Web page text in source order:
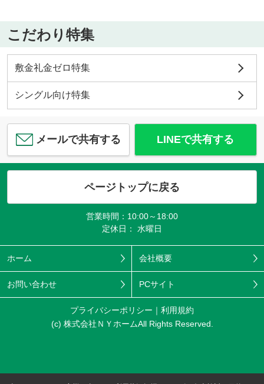
こだわり特集
敷金礼金ゼロ特集
シングル向け特集
メールで共有する LINEで共有する
ページトップに戻る
営業時間：10:00～18:00
定休日： 水曜日
ホーム 会社概要
お問い合わせ PCサイト
プライバシーポリシー
利用規約
(c) 株式会社ＮＹホームAll Rights Reserved.